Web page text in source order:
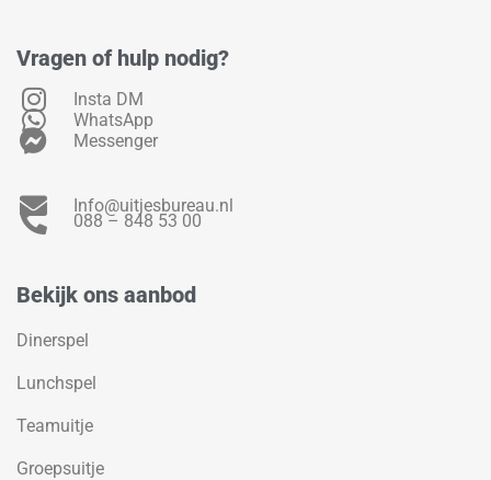
Vragen of hulp nodig?
Insta DM
WhatsApp
Messenger
Info@uitjesbureau.nl
088 – 848 53 00
Bekijk ons aanbod
Dinerspel
Lunchspel
Teamuitje
Groepsuitje